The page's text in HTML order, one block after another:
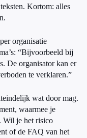
Kortom: alles
organisatie
“Bijvoorbeeld bij
De organisator kan er
te verklaren.”
wat door mag.
waarmee je
Wil je het risico
of de FAQ van het